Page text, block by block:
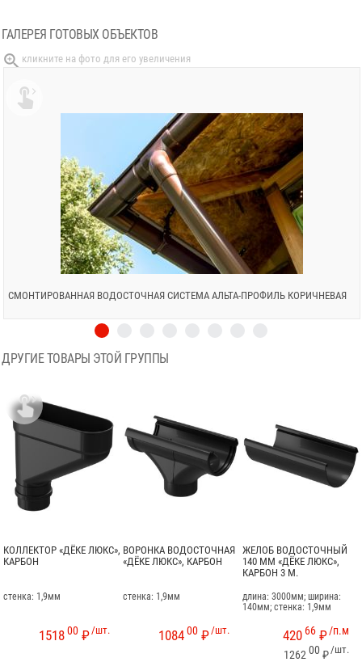
ГАЛЕРЕЯ ГОТОВЫХ ОБЪЕКТОВ
СМОНТИРОВАННАЯ ВОДОСТОЧНАЯ СИСТЕМА АЛЬТА-ПРОФИЛЬ КОРИЧНЕВАЯ

ДРУГИЕ ТОВАРЫ ЭТОЙ ГРУППЫ
КОЛЛЕКТОР «ДЁКЕ ЛЮКС»,
КАРБОН
стенка: 1,9мм
/шт.
151800 ₽
ВОРОНКА ВОДОСТОЧНАЯ
«ДЁКЕ ЛЮКС», КАРБОН
стенка: 1,9мм
/шт.
108400 ₽
ЖЕЛОБ ВОДОСТОЧНЫЙ
140 ММ «ДЁКЕ ЛЮКС»,
КАРБОН 3 М.
длина: 3000мм; ширина:
140мм; стенка: 1,9мм
/п.м
420 66 ₽
/шт.
1262 00 ₽
